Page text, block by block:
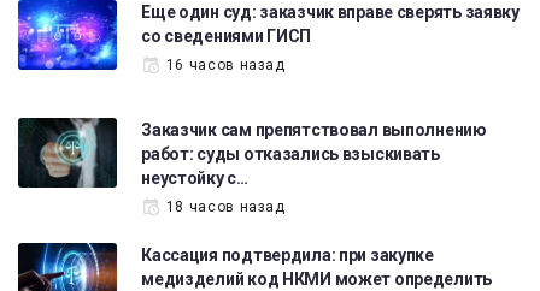
Еще один суд: заказчик вправе сверять заявку
со сведениями ГИСП
16 часов назад
Заказчик сам препятствовал выполнению
работ: суды отказались взыскивать
неустойку с…
18 часов назад
Кассация подтвердила: при закупке
медизделий код НКМИ может определить